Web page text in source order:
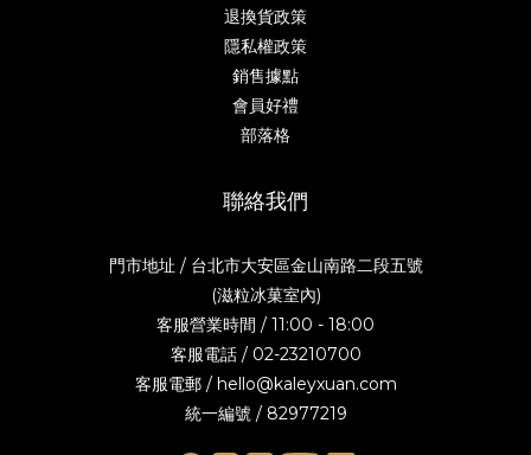
退換貨政策
隱私權政策
銷售據點
會員好禮
部落格
聯絡我們
門市地址 / 台北市大安區金山南路二段五號
(滋粒冰菓室內)
客服營業時間 / 11:00 - 18:00
客服電話 / 02-23210700
客服電郵 / hello@kaleyxuan.com
統一編號 / 82977219